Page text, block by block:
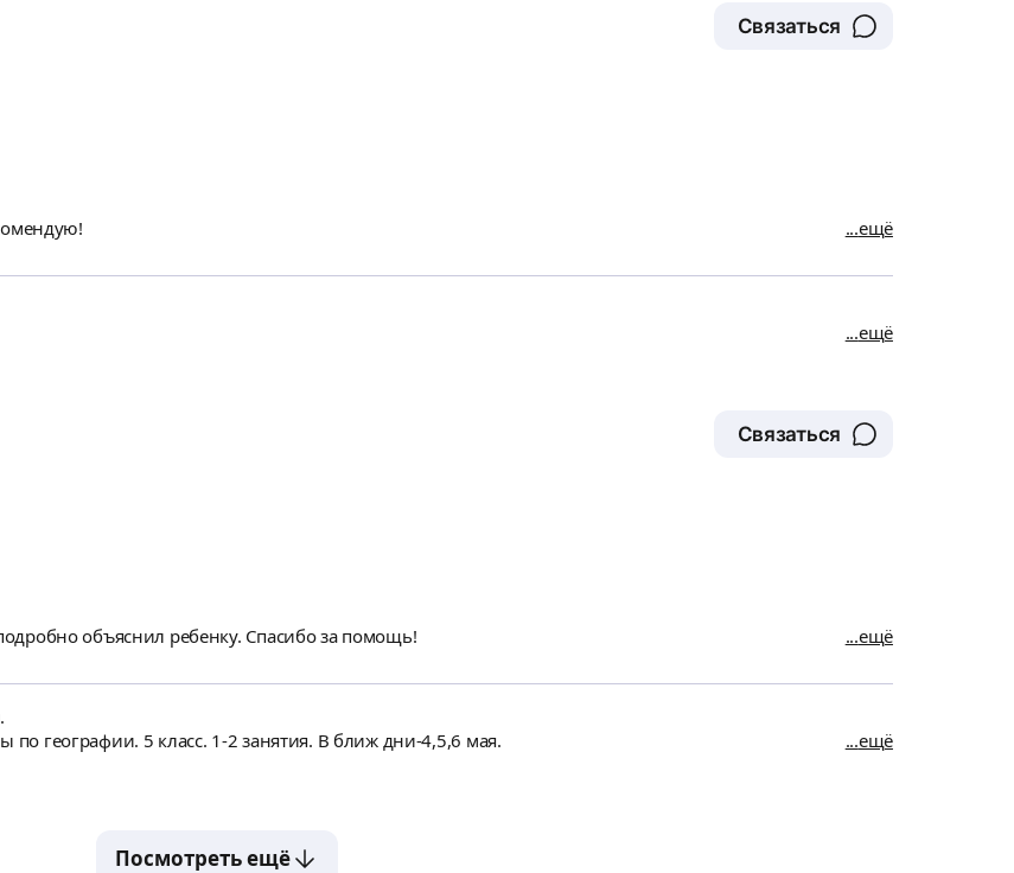
Связаться
ещё
ещё
Связаться
объяснил ребенку. Спасибо за помощь!
ещё
географии. 5 класс. 1-2 занятия. В ближ дни-4,5,6 мая.
ещё
Посмотреть ещё